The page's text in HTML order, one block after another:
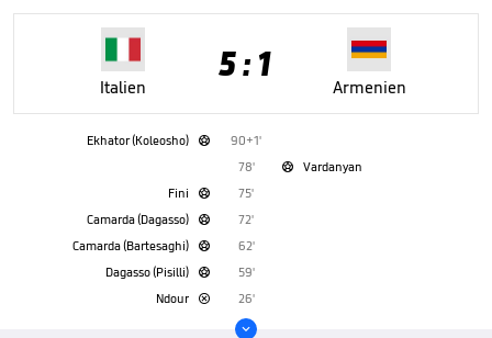
Italien
5 : 1
Armenien
Ekhator (Koleosho) 
90+1'
78'

Vardanyan
Fini

75'
Camarda (Dagasso)

72'
Camarda (Bartesaghi)

62'
Dagasso (Pisilli)

59'
Ndour
 26'
